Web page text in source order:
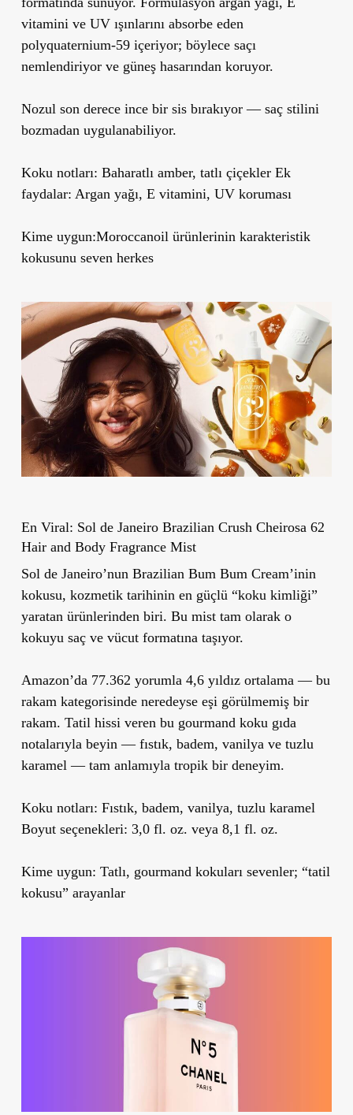
vitamini ve UV ışınlarını absorbe eden
polyquaternium-59 içeriyor; böylece saçı
nemlendiriyor ve güneş hasarından koruyor.
Nozul son derece ince bir sis bırakıyor — saç stilini
bozmadan uygulanabiliyor.
Koku notları: Baharatlı amber, tatlı çiçekler Ek
faydalar: Argan yağı, E vitamini, UV koruması
Kime uygun:Moroccanoil ürünlerinin karakteristik
kokusunu seven herkes
En Viral: Sol de Janeiro Brazilian Crush Cheirosa 62
Hair and Body Fragrance Mist
Sol de Janeiro’nun Brazilian Bum Bum Cream’inin
kokusu, kozmetik tarihinin en güçlü “koku kimliği”
yaratan ürünlerinden biri. Bu mist tam olarak o
kokuyu saç ve vücut formatına taşıyor.
Amazon’da 77.362 yorumla 4,6 yıldız ortalama — bu
rakam kategorisinde neredeyse eşi görülmemiş bir
rakam. Tatil hissi veren bu gourmand koku gıda
notalarıyla beyin — fıstık, badem, vanilya ve tuzlu
karamel — tam anlamıyla tropik bir deneyim.
Koku notları: Fıstık, badem, vanilya, tuzlu karamel
Boyut seçenekleri: 3,0 fl. oz. veya 8,1 fl. oz.
Kime uygun: Tatlı, gourmand kokuları sevenler; “tatil
kokusu” arayanlar